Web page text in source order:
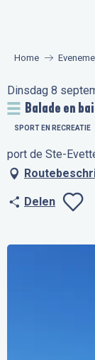
principal
Home
Dinsdag 8
Balade en
SPORT EN RECREATIE
port de Ste-
Delen